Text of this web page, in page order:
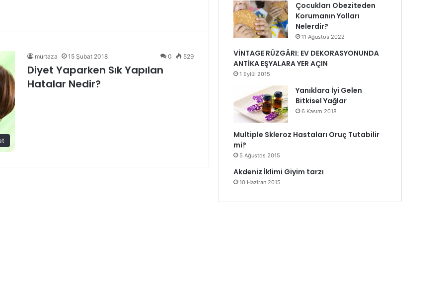
murtaza 15 Şubat 2018 0 529
Diyet Yaparken Sık Yapılan
Hatalar Nedir?
Çocukları Obeziteden
Korumanın Yolları
Nelerdir?
11 Ağustos 2022
VİNTAGE RÜZGÂRI: EV DEKORASYONUNDA
ANTİKA EŞYALARA YER AÇIN
1 Eylül 2015
Yanıklara İyi Gelen
Bitkisel Yağlar
6 Kasım 2018
Multiple Skleroz Hastaları Oruç Tutabilir
mi?
5 Ağustos 2015
Akdeniz İklimi Giyim tarzı
10 Haziran 2015